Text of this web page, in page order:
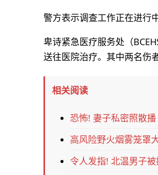
警方表示调查工作正在进行
卑诗紧急医疗服务处（
送往医院治疗。其中两名伤
相关阅读
恐怖! 妻子私密照散
高风险野火烟雾笼罩
令人发指! 北温男子